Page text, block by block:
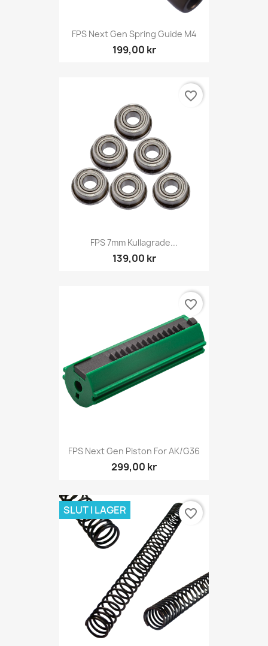
FPS Next Gen Spring Guide M4
199,00 kr
FPS 7mm Kullagrade...
139,00 kr
favorite_border
FPS Next Gen Piston For AK/G36
299,00 kr
favorite_border
SLUT I LAGER favorite_border